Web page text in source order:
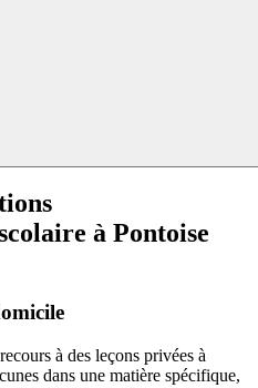
à Pontoise
à des leçons privées à
dans une matière spécifique,